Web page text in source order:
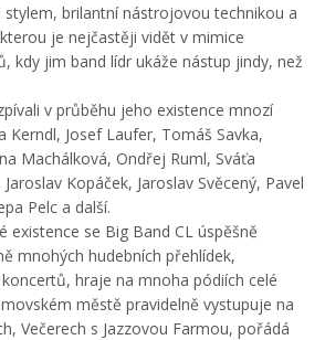
brilantní nástrojovou technikou a
je nejčastěji vidět v mimice
kdy jim band lídr ukáže nástup jindy, než
v průběhu jeho existence mnozí
Kerndl, Josef Laufer, Tomáš Savka,
Machálková, Ondřej Ruml, Sváťa
Kopáček, Jaroslav Svěcený, Pavel
Pelc a další.
existence se Big Band CL úspěšně
mnohých hudebních přehlídek,
hraje na mnoha pódiích celé
městě pravidelně vystupuje na
Večerech s Jazzovou Farmou, pořádá